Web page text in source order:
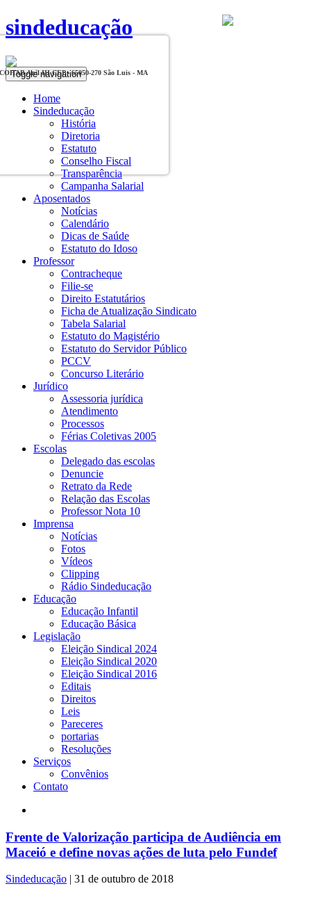
sindeducação
Toggle navigation
Home
Sindeducação
História
Diretoria
Estatuto
Conselho Fiscal
Transparência
Campanha Salarial
Aposentados
Notícias
Calendário
Dicas de Saúde
Estatuto do Idoso
Professor
Contracheque
Filie-se
Direito Estatutários
Ficha de Atualização Sindicato
Tabela Salarial
Estatuto do Magistério
Estatuto do Servidor Público
PCCV
Concurso Literário
Jurídico
Assessoria jurídica
Atendimento
Processos
Férias Coletivas 2005
Escolas
Delegado das escolas
Denuncie
Retrato da Rede
Relação das Escolas
Professor Nota 10
Imprensa
Notícias
Fotos
Vídeos
Clipping
Rádio Sindeducação
Educação
Educação Infantil
Educação Básica
Legislação
Eleição Sindical 2024
Eleição Sindical 2020
Eleição Sindical 2016
Editais
Direitos
Leis
Pareceres
portarias
Resoluções
Serviços
Convênios
Contato
Frente de Valorização participa de Audiência em
Maceió e define novas ações de luta pelo Fundef
Sindeducação | 31 de outubro de 2018
COHAB Anil III CEP - 65050-270 São Luis - MA